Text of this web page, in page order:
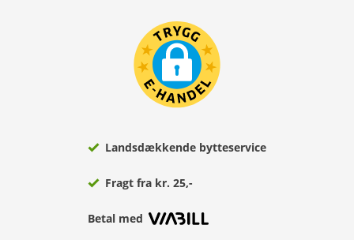
Landsdækkende bytteservice
Fragt fra kr. 25,-
Betal med